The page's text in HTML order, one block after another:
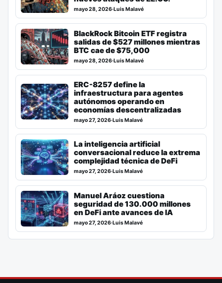
mayo 28, 2026·Luis Malavé
BlackRock Bitcoin ETF registra
salidas de $527 millones mientras
BTC cae de $75,000
mayo 28, 2026·Luis Malavé
ERC-8257 define la
infraestructura para agentes
autónomos operando en
economías descentralizadas
mayo 27, 2026·Luis Malavé
La inteligencia artificial
conversacional reduce la extrema
complejidad técnica de DeFi
mayo 27, 2026·Luis Malavé
Manuel Aráoz cuestiona
seguridad de 130.000 millones
en DeFi ante avances de IA
mayo 27, 2026·Luis Malavé